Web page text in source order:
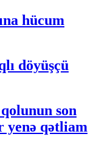
hücum
döyüşçü
son
yenə qətliam